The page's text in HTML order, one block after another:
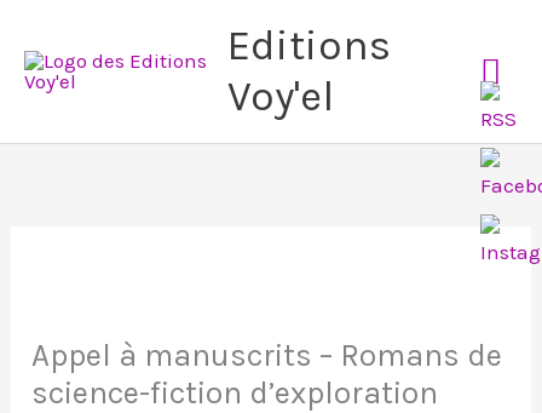
contenu
Editions
Voy'el
Appel à manuscrits – Romans de
science-fiction d’exploration